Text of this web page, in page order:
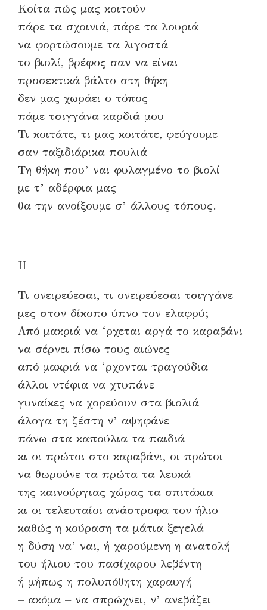
Κοίτα πώς μας κοιτούν
πάρε τα σχοινιά, πάρε τα λουριά
να φορτώσουμε τα λιγοστά
το βιολί, βρέφος σαν να είναι
προσεκτικά βάλτο στη θήκη
δεν μας χωράει ο τόπος
πάμε τσιγγάνα καρδιά μου
Τι κοιτάτε, τι μας κοιτάτε, φεύγουμε
σαν ταξιδιάρικα πουλιά
Τη θήκη που’ ναι φυλαγμένο το βιολί
με τ’ αδέρφια μας
θα την ανοίξουμε σ’ άλλους τόπους.
ΙΙ
Τι ονειρεύεσαι, τι ονειρεύεσαι τσιγγάνε
μες στον δίκοπο ύπνο τον ελαφρύ;
Από μακριά να ‘ρχεται αργά το καραβάνι
να σέρνει πίσω τους αιώνες
από μακριά να ‘ρχονται τραγούδια
άλλοι ντέφια να χτυπάνε
γυναίκες να χορεύουν στα βιολιά
άλογα τη ζέστη ν’ αψηφάνε
πάνω στα καπούλια τα παιδιά
κι οι πρώτοι στο καραβάνι, οι πρώτοι
να θωρούνε τα πρώτα τα λευκά
της καινούργιας χώρας τα σπιτάκια
κι οι τελευταίοι ανάστροφα τον ήλιο
καθώς η κούραση τα μάτια ξεγελά
η δύση να’ ναι, ή χαρούμενη η ανατολή
του ήλιου του πασίχαρου λεβέντη
ή μήπως η πολυπόθητη χαραυγή
– ακόμα – να σπρώχνει, ν’ ανεβάζει